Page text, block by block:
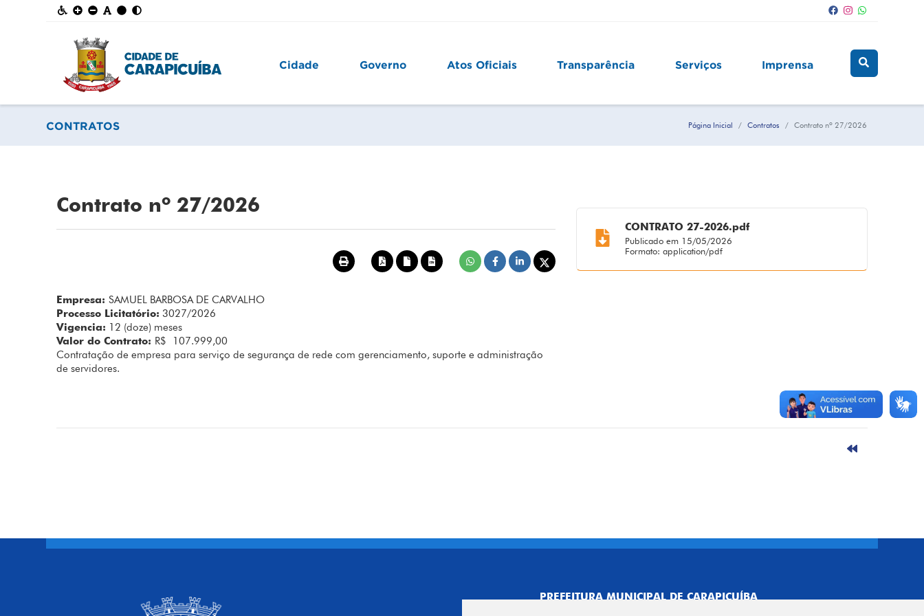
Cidade Governo Atos Oficiais Transparência Serviços Imprensa
CONTRATOS Página Inicial Contratos Contrato nº 27/2026
Contrato nº 27/2026
Empresa:SAMUEL BARBOSA DE CARVALHO
Processo Licitatório: 3027/2026
Vigencia: 12 (doze) meses
Valor do Contrato: R$ 107.999,00
Contratação de empresa para serviço de segurança de rede com gerenciamento, suporte e administração
de servidores.
CONTRATO 27-2026.pdf
Publicado em 15/05/2026
Formato: application/pdf
PREFEITURA MUNICIPAL DE CARAPICUÍBA